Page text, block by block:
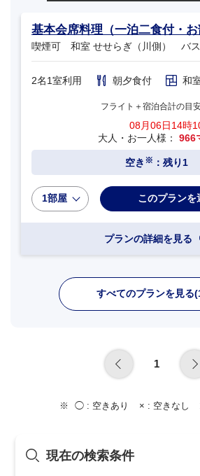
基本会席料理（一泊二食付・お
喫煙可 和室 せせらぎ（川側） バス
2名1室利用 朝夕食付 和
フライト＋宿泊合計の目
08月06日14時
大人・お一人様： 966
空き ※ ：残り1
1部屋
プランの詳細を見る
すべてのプランを見る
1
◯ : 空きあり × : 空きなし
現在の検索条件